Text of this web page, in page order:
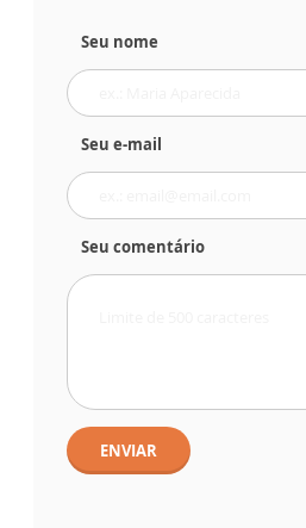
Seu nome
Seu e-mail
Seu comentário
ENVIAR